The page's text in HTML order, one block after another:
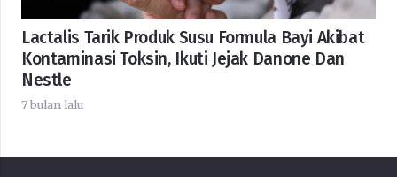
Lactalis Tarik Produk Susu Formula Bayi Akibat
Kontaminasi Toksin, Ikuti Jejak Danone Dan
Nestle
7 bulan lalu